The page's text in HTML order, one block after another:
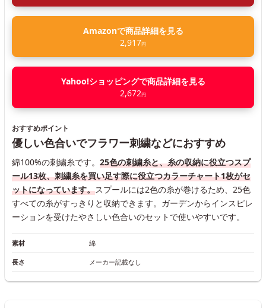
Amazonで商品詳細を見る
2,917円
Yahoo!ショッピングで商品詳細を見る
2,672円
おすすめポイント
優しい色合いでフラワー刺繍などにおすすめ
綿100%の刺繍糸です。 25色の刺繍糸と、糸の収納に役立つスプ
ール13枚、刺繍糸を買い足す際に役立つカラーチャート1枚がセ
ットになっています。スプールには2色の糸が巻けるため、25色
すべての糸がすっきりと収納できます。ガーデンからインスピレ
ーションを受けたやさしい色合いのセットで使いやすいです。
素材 綿
長さ メーカー記載なし